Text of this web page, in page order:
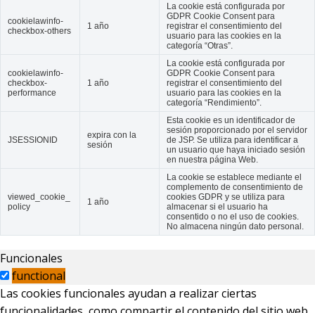
cookielawinfo-
checkbox-others
1 año
La cookie está configurada por
GDPR Cookie Consent para
registrar el consentimiento del
usuario para las cookies en la
categoría “Otras”.
cookielawinfo-
checkbox-
performance
1 año
La cookie está configurada por
GDPR Cookie Consent para
registrar el consentimiento del
usuario para las cookies en la
categoría “Rendimiento”.
JSESSIONID
expira con la
sesión
Esta cookie es un identificador de
sesión proporcionado por el servidor
de JSP. Se utiliza para identificar a
un usuario que haya iniciado sesión
en nuestra página Web.
viewed_cookie_
policy
1 año
La cookie se establece mediante el
complemento de consentimiento de
cookies GDPR y se utiliza para
almacenar si el usuario ha
consentido o no el uso de cookies.
No almacena ningún dato personal.
Funcionales
functional
Las cookies funcionales ayudan a realizar ciertas